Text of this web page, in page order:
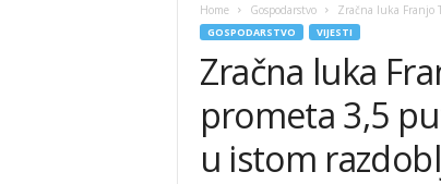
Home Gospodarstvo Zračna luka Franjo
GOSPODARSTVO VIJESTI
Zračna luka
prometa 3,5
u istom